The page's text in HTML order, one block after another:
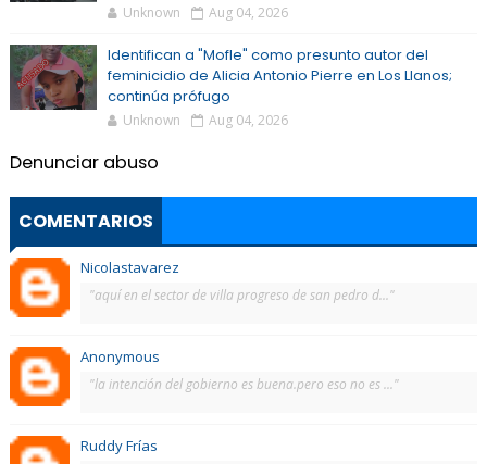
Unknown Aug 04, 2026
Identifican a "Mofle" como presunto autor del
feminicidio de Alicia Antonio Pierre en Los Llanos;
continúa prófugo
Unknown Aug 04, 2026
Denunciar abuso
COMENTARIOS
Nicolastavarez
"aquí en el sector de villa progreso de san pedro d..."
Anonymous
"la intención del gobierno es buena.pero eso no es ..."
Ruddy Frías